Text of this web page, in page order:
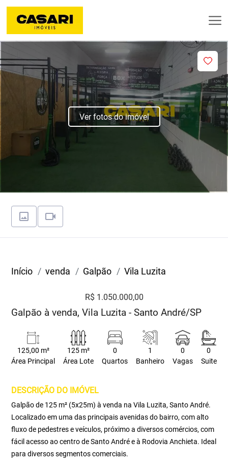
Ver fotos do imóvel
Início venda Galpão Vila Luzita
R$ 1.050.000,00
Galpão à venda, Vila Luzita - Santo André/SP
125,00 m²
Área Principal
125 m²
Área Lote
0
Quartos
1
Banheiro
0
Vagas
0
Suite
DESCRIÇÃO DO IMÓVEL
Galpão de 125 m² (5x25m) à venda na Vila Luzita, Santo André.
Localizado em uma das principais avenidas do bairro, com alto
fluxo de pedestres e veículos, próximo a diversos comércios, com
fácil acesso ao centro de Santo André e à Rodovia Anchieta. Ideal
para diversos segmentos comerciais.